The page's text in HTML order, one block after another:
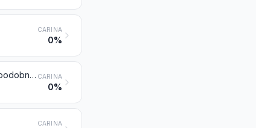
CARINA
0%
Bakrene folije (tudi tiskane ali s podlago iz papirja, kartona, plastične mase ali podobnih podložnih materialov), debeline do vključno 0,15 mm (brez vštete podlage) CARINA
0%
CARINA